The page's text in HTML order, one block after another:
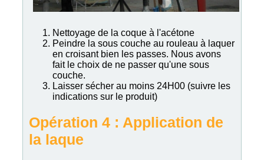
Nettoyage de la coque à l'acétone
Peindre la sous couche au rouleau à laquer
en croisant bien les passes. Nous avons
fait le choix de ne passer qu'une sous
couche.
Laisser sécher au moins 24H00 (suivre les
indications sur le produit)
Opération 4 : Application de
la laque